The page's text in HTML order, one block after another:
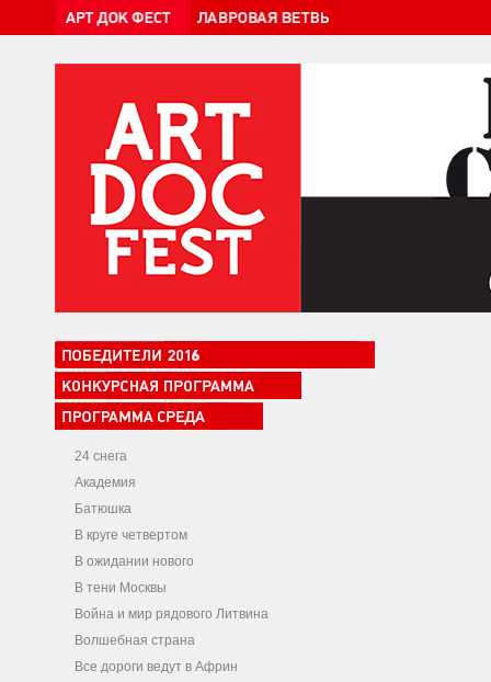
24 снега
Академия
Батюшка
В круге четвертом
В ожидании нового
В тени Москвы
Война и мир рядового Литвина
Волшебная страна
Все дороги ведут в Африн